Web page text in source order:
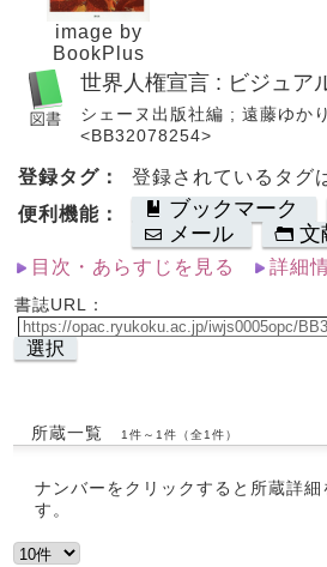
image by
BookPlus
世界人権宣言 : ビジュア
シェーヌ出版社編 ; 遠藤ゆか
<BB32078254>
登録タグ：
登録されているタグ
便利機能：
ブックマーク
メール
文
目次・あらすじを見る 詳細
書誌URL：
選択
所蔵一覧 1件～1件（全1件）
ナンバーをクリックすると所蔵詳細
す。